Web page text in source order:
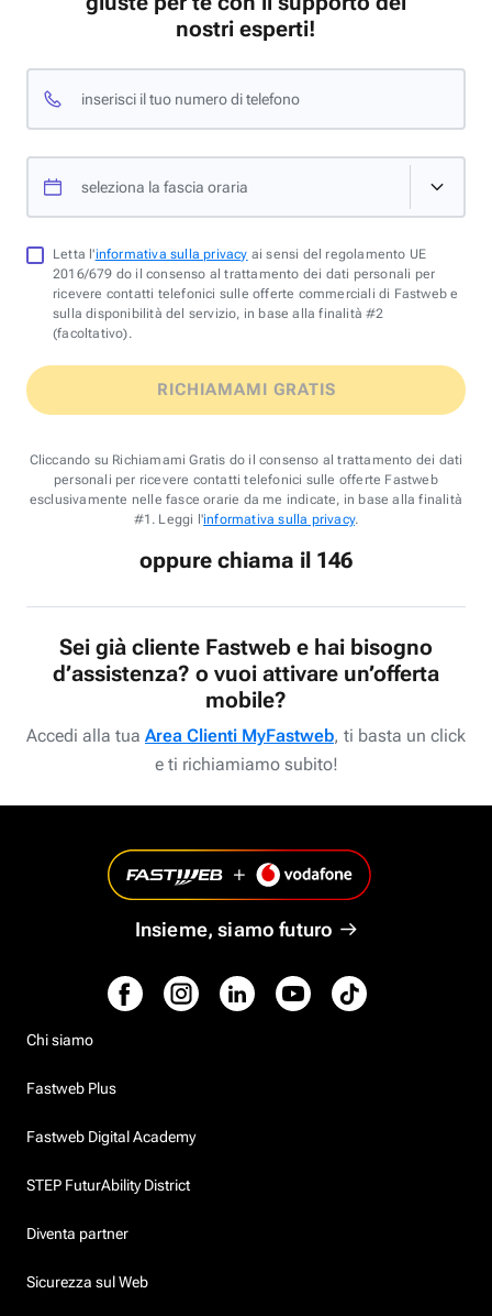
nostri esperti!
inserisci il tuo numero di telefono
seleziona la fascia oraria
Letta l'informativa sulla privacy ai sensi del regolamento UE
2016/679 do il consenso al trattamento dei dati personali per
ricevere contatti telefonici sulle offerte commerciali di Fastweb e
sulla disponibilità del servizio, in base alla finalità #2
(facoltativo).
RICHIAMAMI GRATIS
Cliccando su Richiamami Gratis do il consenso al trattamento dei dati
personali per ricevere contatti telefonici sulle offerte Fastweb
esclusivamente nelle fasce orarie da me indicate, in base alla finalità
#1. Leggi l'informativa sulla privacy.
oppure chiama il 146
Sei già cliente Fastweb e hai bisogno
d’assistenza? o vuoi attivare un’offerta
mobile?
Accedi alla tua Area Clienti MyFastweb, ti basta un click
e ti richiamiamo subito!
Insieme, siamo futuro
Chi siamo
Fastweb Plus
Fastweb Digital Academy
STEP FuturAbility District
Diventa partner
Sicurezza sul Web